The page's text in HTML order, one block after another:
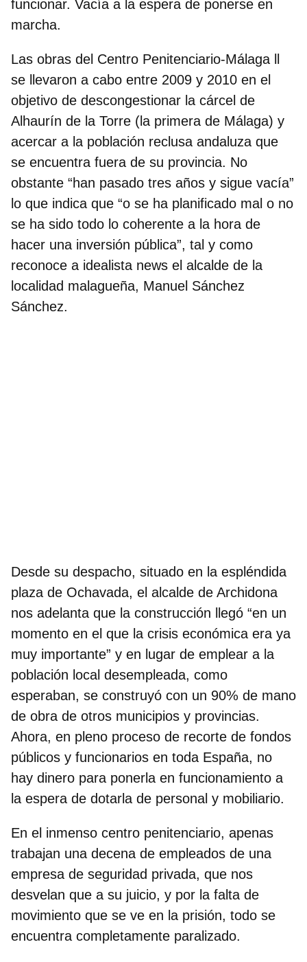
funcionar. Vacía a la espera de ponerse en
marcha.
Las obras del Centro Penitenciario-Málaga ll
se llevaron a cabo entre 2009 y 2010 en el
objetivo de descongestionar la cárcel de
Alhaurín de la Torre (la primera de Málaga) y
acercar a la población reclusa andaluza que
se encuentra fuera de su provincia. No
obstante “han pasado tres años y sigue vacía”
lo que indica que “o se ha planificado mal o no
se ha sido todo lo coherente a la hora de
hacer una inversión pública”, tal y como
reconoce a idealista news el alcalde de la
localidad malagueña, Manuel Sánchez
Sánchez.
Desde su despacho, situado en la espléndida
plaza de Ochavada, el alcalde de Archidona
nos adelanta que la construcción llegó “en un
momento en el que la crisis económica era ya
muy importante” y en lugar de emplear a la
población local desempleada, como
esperaban, se construyó con un 90% de mano
de obra de otros municipios y provincias.
Ahora, en pleno proceso de recorte de fondos
públicos y funcionarios en toda España, no
hay dinero para ponerla en funcionamiento a
la espera de dotarla de personal y mobiliario.
En el inmenso centro penitenciario, apenas
trabajan una decena de empleados de una
empresa de seguridad privada, que nos
desvelan que a su juicio, y por la falta de
movimiento que se ve en la prisión, todo se
encuentra completamente paralizado.